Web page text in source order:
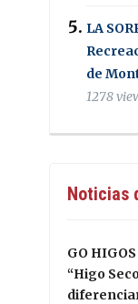
LA
de
1278
Noticias
GO
“Higo